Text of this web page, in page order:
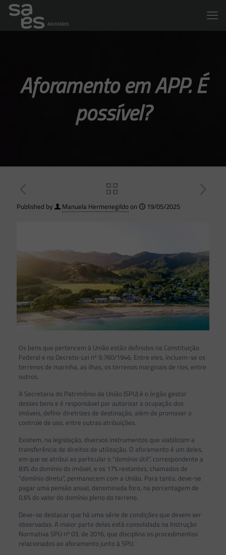
Aforamento em APP. É
possível?
Published by Manuela Hermenegildo on 19/05/2025
Os bens que pertencem à União estão definidos na Constituição
Federal e no Decreto-Lei nº 9.760/1946. Entre eles, incluem-se os
terrenos de marinha, as ilhas, os terrenos marginais de rios, entre
outros.
A Secretaria do Patrimônio da União (SPU) é o órgão gestor
desses bens e é responsável por autorizar a ocupação dos
imóveis, definir diretrizes de destinação, além de promover o
controle de uso, entre outras atribuições.
Existem, na legislação, diversos instrumentos que viabilizam a
transferência de direitos de utilização. O aforamento é um deles,
em que se atribui ao particular o “domínio útil”, correspondente a
83% do domínio do imóvel, e os 17% restantes, chamados de
“domínio direto”, permanecem com a União. Para tanto, deve-se
pagar uma pensão anual, denominada foro, na porcentagem de
0,6% do valor do domínio pleno do terreno.
Deve-se destacar que há uma série de condições que devem ser
observadas. A maior parte delas está consolidada na Instrução
Normativa SPU nº 03, de 2016, que disciplina os procedimentos
relacionados ao aforamento junto à SPU.